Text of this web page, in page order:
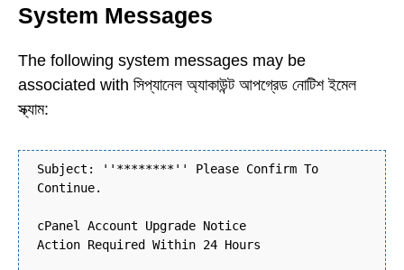
System Messages
The following system messages may be
associated with সিপ্যানেল অ্যাকাউন্ট আপগ্রেড নোটিশ ইমেল
স্ক্যাম:
Subject: ''********'' Please Confirm To
Continue.
cPanel Account Upgrade Notice
Action Required Within 24 Hours